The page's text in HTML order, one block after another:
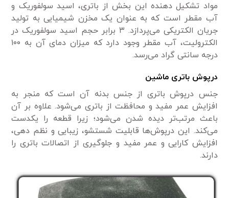
مواد تشکیل دهنده این بخش از باتری، اسید سولفوریک و
آب مقطر است که به عنوان یک مخزن شیمیایی به تولید
جریان الکتریکی می‌پردازد. ۳ برابر حجم اسید سولفوریک در
الکترولیت، آب مقطر وجود دارد که میزان دمای آن به ۱۰۰
درجه سانتی گراد می‌رسد.
درپوش باتری ماشین
جنس درپوش باتری از جنس بدنه آن است که منجر به
افزایش عمر مفید و محافظت از باتری می‌شود. علاوه بر آن
باعث مرتب‌تر دیده شدن می‌شود؛ زیرا قطعه را یکدست
می‌کند. این درپوش‌ها قابلیت شستشو، زیبایی و نظم دهی،
افزایش کارایی و عمر مفید و جلوگیری از اتصالات باتری را
دارند.